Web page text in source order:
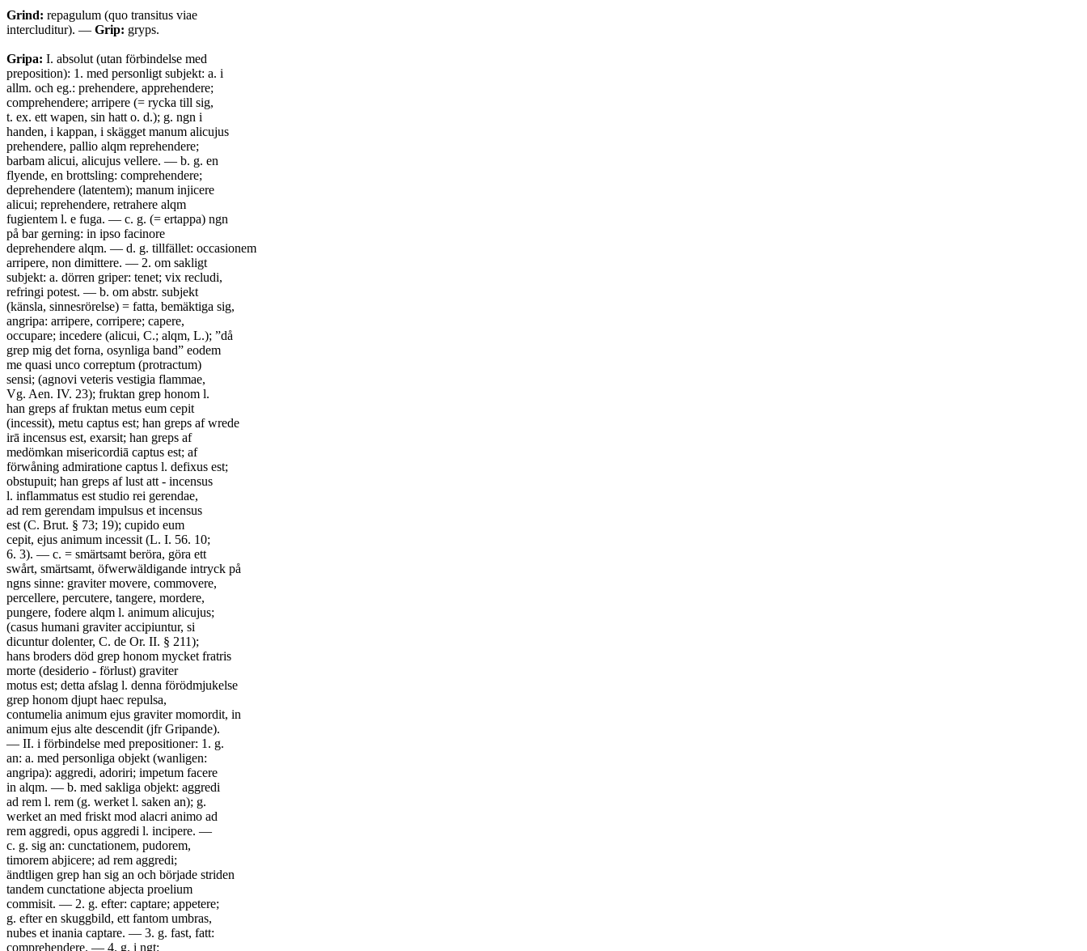
Grind: repagulum (quo transitus viae
intercluditur). — Grip: gryps.
Gripa: I. absolut (utan förbindelse med
preposition): 1. med personligt subjekt: a. i
allm. och eg.: prehendere, apprehendere;
comprehendere; arripere (= rycka till sig,
t. ex. ett wapen, sin hatt o. d.); g. ngn i
handen, i kappan, i skägget manum alicujus
prehendere, pallio alqm reprehendere;
barbam alicui, alicujus vellere. — b. g. en
flyende, en brottsling: comprehendere;
deprehendere (latentem); manum injicere
alicui; reprehendere, retrahere alqm
fugientem l. e fuga. — c. g. (= ertappa) ngn
på bar gerning: in ipso facinore
deprehendere alqm. — d. g. tillfället: occasionem
arripere, non dimittere. — 2. om sakligt
subjekt: a. dörren griper: tenet; vix recludi,
refringi potest. — b. om abstr. subjekt
(känsla, sinnesrörelse) = fatta, bemäktiga sig,
angripa: arripere, corripere; capere,
occupare; incedere (alicui, C.; alqm, L.); ”då
grep mig det forna, osynliga band” eodem
me quasi unco correptum (protractum)
sensi; (agnovi veteris vestigia flammae,
Vg. Aen. IV. 23); fruktan grep honom l.
han greps af fruktan metus eum cepit
(incessit), metu captus est; han greps af wrede
irā incensus est, exarsit; han greps af
medömkan misericordiā captus est; af
förwåning admiratione captus l. defixus est;
obstupuit; han greps af lust att - incensus
l. inflammatus est studio rei gerendae,
ad rem gerendam impulsus et incensus
est (C. Brut. § 73; 19); cupido eum
cepit, ejus animum incessit (L. I. 56. 10;
6. 3). — c. = smärtsamt beröra, göra ett
swårt, smärtsamt, öfwerwäldigande intryck på
ngns sinne: graviter movere, commovere,
percellere, percutere, tangere, mordere,
pungere, fodere alqm l. animum alicujus;
(casus humani graviter accipiuntur, si
dicuntur dolenter, C. de Or. II. § 211);
hans broders död grep honom mycket fratris
morte (desiderio - förlust) graviter
motus est; detta afslag l. denna förödmjukelse
grep honom djupt haec repulsa,
contumelia animum ejus graviter momordit, in
animum ejus alte descendit (jfr Gripande).
— II. i förbindelse med prepositioner: 1. g.
an: a. med personliga objekt (wanligen:
angripa): aggredi, adoriri; impetum facere
in alqm. — b. med sakliga objekt: aggredi
ad rem l. rem (g. werket l. saken an); g.
werket an med friskt mod alacri animo ad
rem aggredi, opus aggredi l. incipere. —
c. g. sig an: cunctationem, pudorem,
timorem abjicere; ad rem aggredi;
ändtligen grep han sig an och började striden
tandem cunctatione abjecta proelium
commisit. — 2. g. efter: captare; appetere;
g. efter en skuggbild, ett fantom umbras,
nubes et inania captare. — 3. g. fast, fatt:
comprehendere. — 4. g. i ngt: